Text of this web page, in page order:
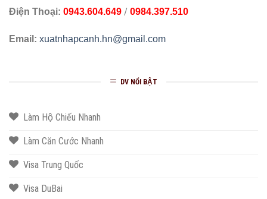
Điện Thoại: 0943.604.649 / 0984.397.510
Email: xuatnhapcanh.hn@gmail.com
DV NỔI BẬT
Làm Hộ Chiếu Nhanh
Làm Căn Cước Nhanh
Visa Trung Quốc
Visa DuBai